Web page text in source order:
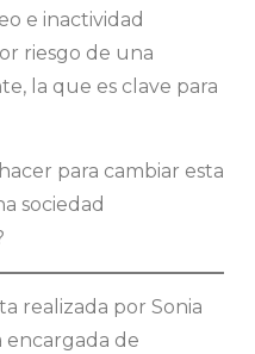
e inactividad
riesgo de una
la que es clave para
para cambiar esta
sociedad
realizada por Sonia
encargada de